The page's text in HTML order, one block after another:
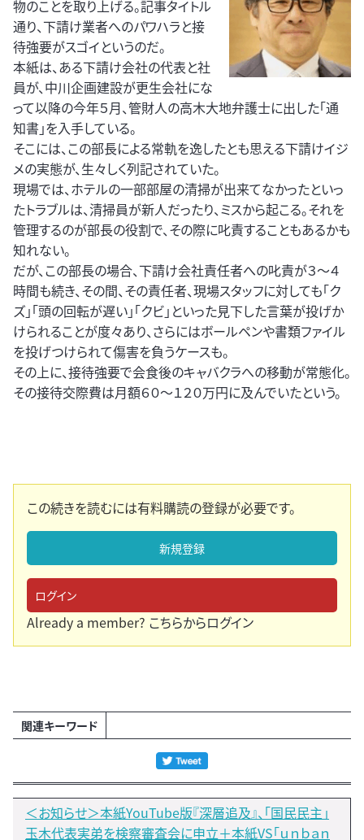
物のことを取り上げる。記事タイトル
通り、下請け業者へのパワハラと接
待強要がスゴイというのだ。
本紙は、ある下請け会社の代表と社
員が、中川企画建設が更生会社にな
って以降の今年５月、管財人の高木大地弁護士に出した「通
知書」を入手している。
そこには、この部長による常軌を逸したとも思える下請けイジ
メの実態が、生々しく列記されていた。
現場では、ホテルの一部部屋の清掃が出来てなかったといっ
たトラブルは、清掃員が新人だったり、ミスから起こる。それを
管理するのが部長の役割で、その際に叱責することもあるかも
知れない。
だが、この部長の場合、下請け会社責任者への叱責が３～４
時間も続き、その間、その責任者、現場スタッフに対しても「ク
ズ」「頭の回転が遅い」「クビ」といった見下した言葉が投げか
けられることが度々あり、さらにはボールペンや書類ファイル
を投げつけられて傷害を負うケースも。
その上に、接待強要で会食後のキャバクラへの移動が常態化。
その接待交際費は月額６０～１２０万円に及んでいたという。
この続きを読むには有料購読の登録が必要です。
新規登録
ログイン
Already a member? こちらからログイン
関連キーワード
＜お知らせ＞本紙YouTube版『深層追及』、「国民民主」
玉木代表実弟を検察審査会に申立＋本紙VS「ｕｎｂａｎ